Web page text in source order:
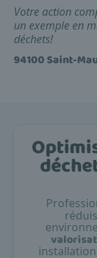
Votre action
un exemple en
déchets!
94100 Saint-